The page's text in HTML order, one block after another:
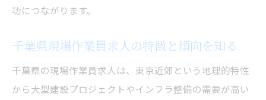
功につながります。
千葉県現場作業員求人の特徴と傾向を知る
千葉県の現場作業員求人は、東京近郊という地理的特性
から大型建設プロジェクトやインフラ整備の需要が高い